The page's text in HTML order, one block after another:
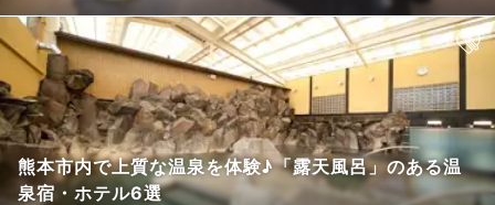
熊本市内で上質な温泉を体験♪「露天風呂」のある温
泉宿・ホテル6選